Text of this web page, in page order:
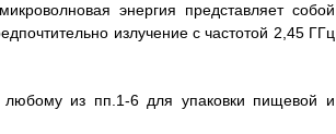
энергия представляет собой
излучение с частотой 2,45 ГГц
любому из пп.1-6 для упаковки пищевой и